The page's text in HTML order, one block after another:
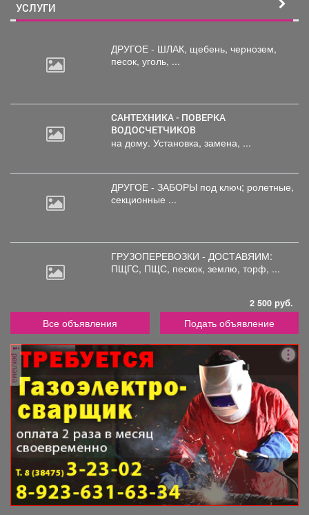
УСЛУГИ
ДРУГОЕ - ШЛАК, щебень, чернозем,
песок, уголь, ...
САНТЕХНИКА - ПОВЕРКА
ВОДОСЧЕТЧИКОВ
на дому. Установка, замена, ...
ДРУГОЕ - ЗАБОРЫ под ключ; ролетные,
секционные ...
ГРУЗОПЕРЕВОЗКИ - ДОСТАВЯИМ:
ПЩГС, ПЩС, пескок, землю, торф, ...
2 500 руб.
Все объявления Подать объявление
реклама